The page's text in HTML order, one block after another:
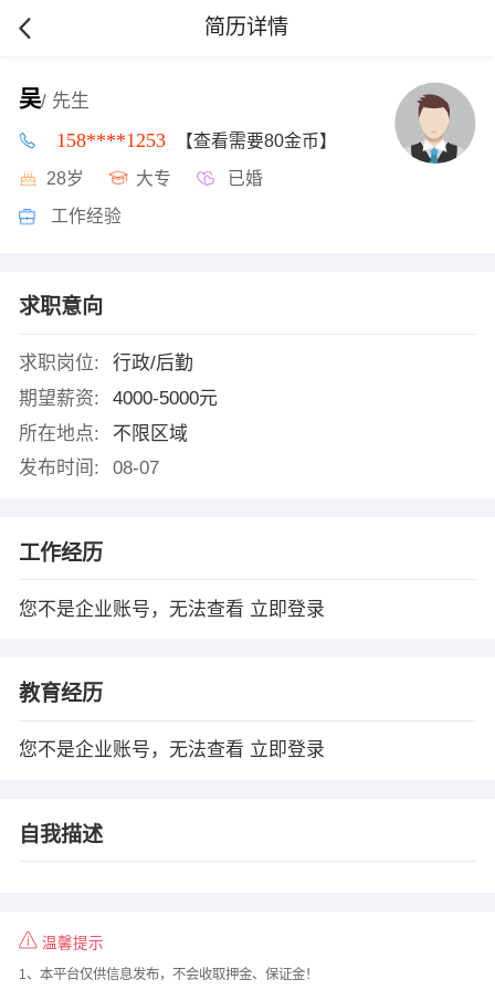
简历详情
吴/ 先生
158****1253 【查看需要80金币】
28岁 大专 已婚
工作经验
求职意向
求职岗位:
行政/后勤
期望薪资:
4000-5000元
所在地点:
不限区域
发布时间:
08-07
工作经历
您不是企业账号，无法查看 立即登录
教育经历
您不是企业账号，无法查看 立即登录
自我描述
温馨提示
1、本平台仅供信息发布，不会收取押金、保证金！